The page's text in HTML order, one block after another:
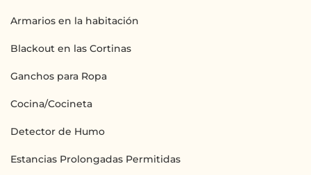
Armarios en la habitación
Blackout en las Cortinas
Ganchos para Ropa
Cocina/Cocineta
Detector de Humo
Estancias Prolongadas Permitidas